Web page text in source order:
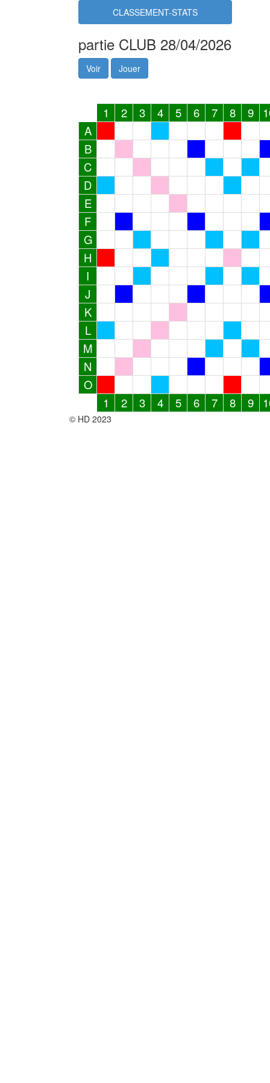
CLASSEMENT-STATS
partie CLUB 28/04/2026
Voir Jouer
1 2 3 4 5 6 7 8 9
A
B
C
D
E
F
G
H
I
J
K
L
M
N
O
1
2 3 4 5 6 7 8 9
© HD 2023